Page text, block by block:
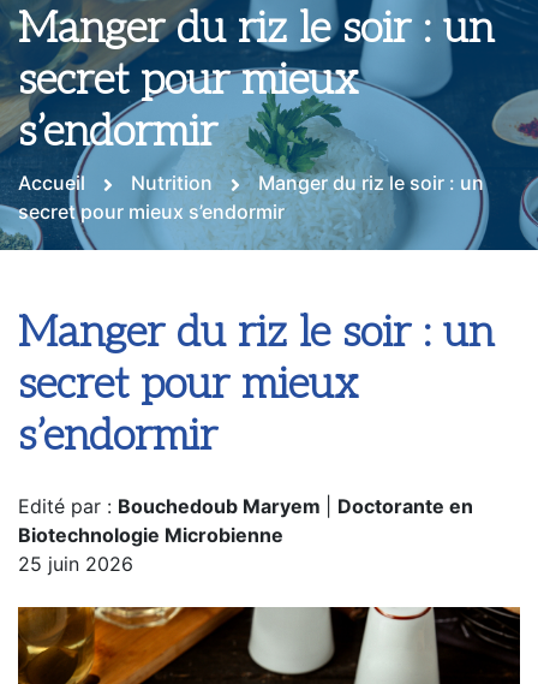
Manger du riz le soir : un
secret pour mieux
s’endormir
Accueil Nutrition
Manger du riz le soir : un
secret pour mieux s’endormir
Manger du riz le soir : un
secret pour mieux
s’endormir
Edité par : Bouchedoub Maryem
Doctorante en
Biotechnologie Microbienne
25 juin 2026